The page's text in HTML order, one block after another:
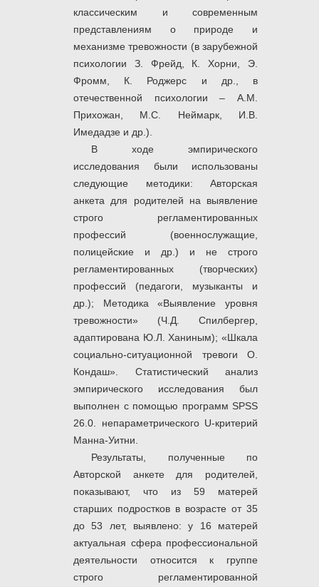
классическим и современным
представлениям о природе и
механизме тревожности (в зарубежной
психологии З. Фрейд, К. Хорни, Э.
Фромм, К. Роджерс и др., в
отечественной психологии – А.М.
Прихожан, М.С. Неймарк, И.В.
Имедадзе и др.).
В ходе эмпирического
исследования были использованы
следующие методики: Авторская
анкета для родителей на выявление
строго регламентированных
профессий (военнослужащие,
полицейские и др.) и не строго
регламентированных (творческих)
профессий (педагоги, музыканты и
др.); Методика «Выявление уровня
тревожности» (Ч.Д. Спилбергер,
адаптирована Ю.Л. Ханиным); «Шкала
социально-ситуационной тревоги О.
Кондаш». Статистический анализ
эмпирического исследования был
выполнен с помощью программ SPSS
26.0. непараметрического U-критерий
Манна-Уитни.
Результаты, полученные по
Авторской анкете для родителей,
показывают, что из 59 матерей
старших подростков в возрасте от 35
до 53 лет, выявлено: у 16 матерей
актуальная сфера профессиональной
деятельности относится к группе
строго регламентированной